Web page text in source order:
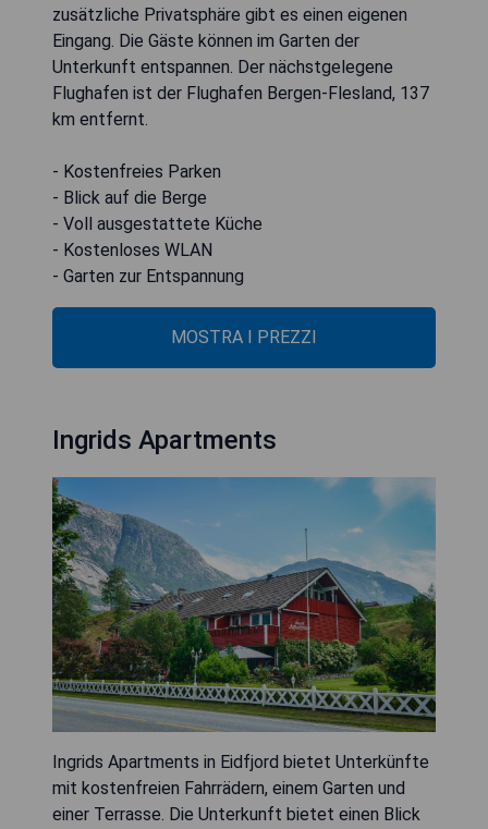
zusätzliche Privatsphäre gibt es einen eigenen
Eingang. Die Gäste können im Garten der
Unterkunft entspannen. Der nächstgelegene
Flughafen ist der Flughafen Bergen-Flesland, 137
km entfernt.
- Kostenfreies Parken
- Blick auf die Berge
- Voll ausgestattete Küche
- Kostenloses WLAN
- Garten zur Entspannung
MOSTRA I PREZZI
Ingrids Apartments
Ingrids Apartments in Eidfjord bietet Unterkünfte
mit kostenfreien Fahrrädern, einem Garten und
einer Terrasse. Die Unterkunft bietet einen Blick